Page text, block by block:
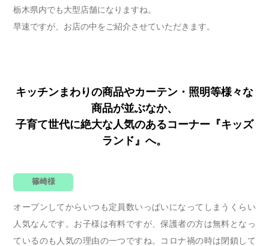
栃木県内でも大型店舗になりますね。
早速ですが、お店の中をご紹介させていただきます。
キッチンまわりの商品やカーテン・照明等様々な
商品が並ぶなか、
子育て世代に絶大な人気のあるコーナー『キッズ
ランド』へ。
篠崎様
オープンしてからいつも定員数いっぱいになってしまうくらい
人気なんです。お子様は有料ですが、保護者の方は無料となっ
ているのも人気の理由の一つですね。コロナ禍の時は閉鎖して